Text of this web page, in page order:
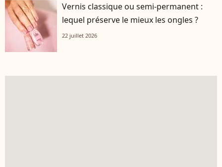
Vernis classique ou semi-permanent :
lequel préserve le mieux les ongles ?
22 juillet 2026